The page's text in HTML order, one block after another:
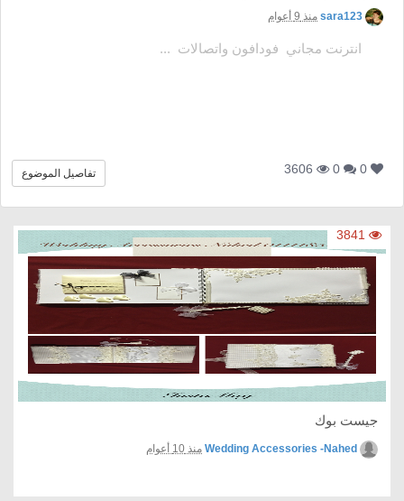
sara123 منذ 9 أعوام
انترنت مجاني فودافون واتصالات ...
0
0
3606 تفاصيل الموضوع
3841
جيست بوك
Wedding Accessories -Nahed منذ 10 أعوام